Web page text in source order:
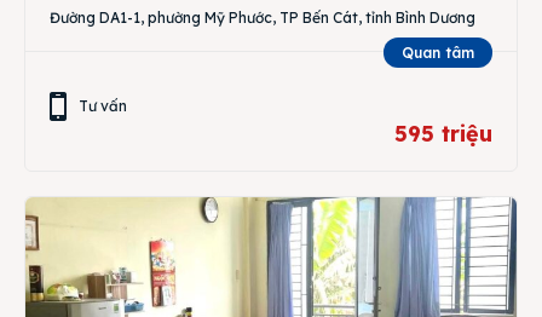
Đường DA1-1, phường Mỹ Phước, TP Bến Cát, tỉnh Bình Dương
Quan tâm
Tư vấn
595 triệu